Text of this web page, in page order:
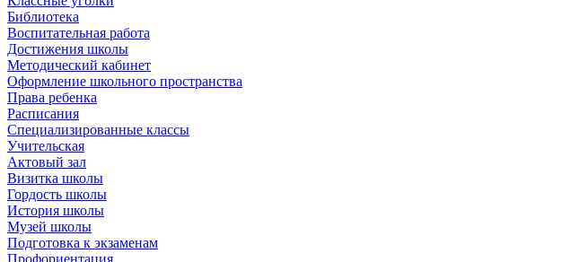
Библиотека
Воспитательная работа
Достижения школы
Методический кабинет
Оформление школьного пространства
Права ребенка
Расписания
Специализированные классы
Учительская
Актовый зал
Визитка школы
Гордость школы
История школы
Музей школы
Подготовка к экзаменам
Профориентация